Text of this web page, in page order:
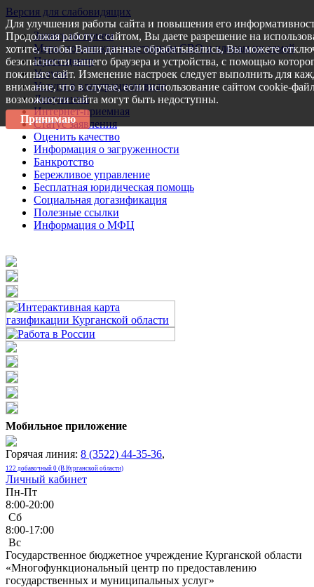
Версия для слабовидящих
Запись на прием
Меры поддержки участникам СВО и членам их семей
Пресс-центр
Услуги
Услуги в электронном виде
Документы
Интернет-приемная
Статус заявления
Оценить качество
Информация о загруженности
Банкротство
Бережливое управление
Бесплатная юридическая помощь
Социальная догазификация
Полезные ссылки
Информация о МФЦ
Мобильное приложение
Горячая линия: 8 (3522) 44-35-36,
122 добавочный 0 (В Курганской области)
Личный кабинет
Пн-Пт
8:00-20:00
Сб
8:00-17:00
Bc
Государственное бюджетное учреждение Курганской области
«Многофункциональный центр по предоставлению
государственных и муниципальных услуг»
Для улучшения работы сайта и повышения его
Продолжая работу с сайтом, Вы даете разрешение на
хотите, чтобы Ваши данные обрабатывались, Вы можете
безопасности вашего браузера и устройства, с помощью
покиньте сайт. Изменение настроек следует выполнить для
внимание, что в случае, если использование сайтом cookie-
возможности сайта могут быть недоступны.
Принимаю